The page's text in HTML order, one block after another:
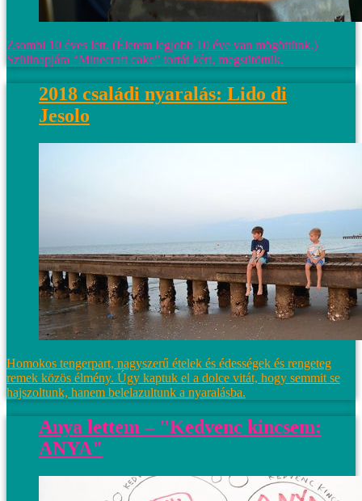
Zsombi 10 éves lett. (Életem legjobb 10 éve van mögöttünk.)
Szülinapjára “Minecraft cake” tortát kért, megsütöttük.
2018 családi nyaralás: Lido di
Jesolo
Homokos tengerpart, nagyszerű ételek és édességek és rengeteg
remek közös élmény. Úgy kaptuk el a dolce vitát, hogy semmit se
hajszoltunk, hanem belelazultunk a nyaralásba.
Anya lettem – "Kedvenc kincsem:
ANYA"